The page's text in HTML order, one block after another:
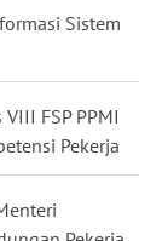
Sistem
FSP PPMI
Pekerja